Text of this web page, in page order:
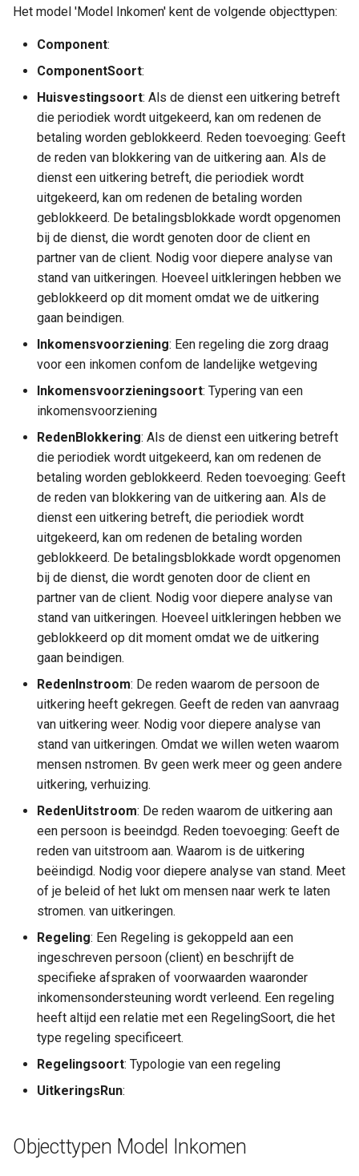
a
Onderwijs
Sport, Cultuur en Recreatie
Sociaal domein
Gemeentebegraven
Generieke definities
Domein
Volksgezondheid en milieu
Volkshuisvesting,
leefomgeving en
stedelijke vernieuwing
Interne organisatie
Dienstverlening
Kern
RedenInstroom
RedenUitstroom
Regeling
Regelingsoort
UitkeringsRun
Enumeraties Model Inkomen
Wet
Het model 'Model Inkomen' kent de volgende objecttypen:
Component:
ComponentSoort:
Huisvestingsoort: Als de dienst een uitkering betreft
die periodiek wordt uitgekeerd, kan om redenen de
betaling worden geblokkeerd. Reden toevoeging: Geeft
de reden van blokkering van de uitkering aan. Als de
dienst een uitkering betreft, die periodiek wordt
uitgekeerd, kan om redenen de betaling worden
geblokkeerd. De betalingsblokkade wordt opgenomen
bij de dienst, die wordt genoten door de client en
partner van de client. Nodig voor diepere analyse van
stand van uitkeringen. Hoeveel uitkleringen hebben we
geblokkeerd op dit moment omdat we de uitkering
gaan beindigen.
Inkomensvoorziening: Een regeling die zorg draag
voor een inkomen confom de landelijke wetgeving
Inkomensvoorzieningsoort: Typering van een
inkomensvoorziening
RedenBlokkering: Als de dienst een uitkering betreft
die periodiek wordt uitgekeerd, kan om redenen de
betaling worden geblokkeerd. Reden toevoeging: Geeft
de reden van blokkering van de uitkering aan. Als de
dienst een uitkering betreft, die periodiek wordt
uitgekeerd, kan om redenen de betaling worden
geblokkeerd. De betalingsblokkade wordt opgenomen
bij de dienst, die wordt genoten door de client en
partner van de client. Nodig voor diepere analyse van
stand van uitkeringen. Hoeveel uitkleringen hebben we
geblokkeerd op dit moment omdat we de uitkering
gaan beindigen.
RedenInstroom: De reden waarom de persoon de
uitkering heeft gekregen. Geeft de reden van aanvraag
van uitkering weer. Nodig voor diepere analyse van
stand van uitkeringen. Omdat we willen weten waarom
mensen nstromen. Bv geen werk meer og geen andere
uitkering, verhuizing.
RedenUitstroom: De reden waarom de uitkering aan
een persoon is beeindgd. Reden toevoeging: Geeft de
reden van uitstroom aan. Waarom is de uitkering
beëindigd. Nodig voor diepere analyse van stand. Meet
of je beleid of het lukt om mensen naar werk te laten
stromen. van uitkeringen.
Regeling: Een Regeling is gekoppeld aan een
ingeschreven persoon (client) en beschrijft de
specifieke afspraken of voorwaarden waaronder
inkomensondersteuning wordt verleend. Een regeling
heeft altijd een relatie met een RegelingSoort, die het
type regeling specificeert.
Regelingsoort: Typologie van een regeling
UitkeringsRun:
Objecttypen Model Inkomen